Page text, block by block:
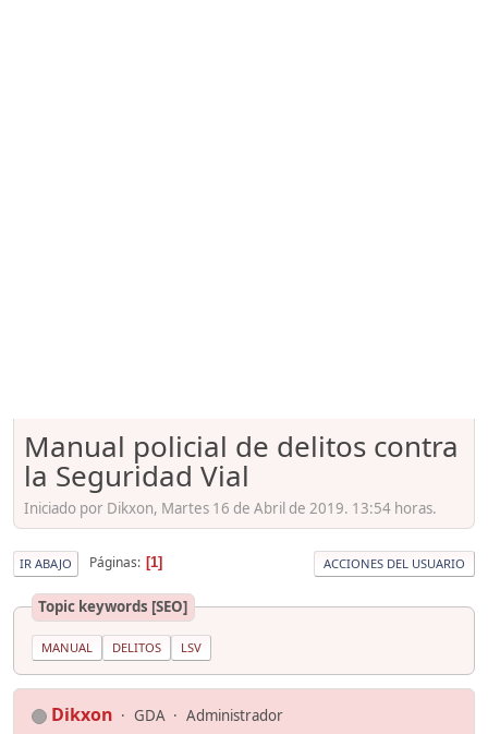
Manual policial de delitos contra
la Seguridad Vial
Iniciado por Dikxon, Martes 16 de Abril de 2019. 13:54 horas.
IR ABAJO Páginas 1 ACCIONES DEL USUARIO
Topic keywords [SEO]
MANUAL DELITOS LSV
Dikxon GDA Administrador